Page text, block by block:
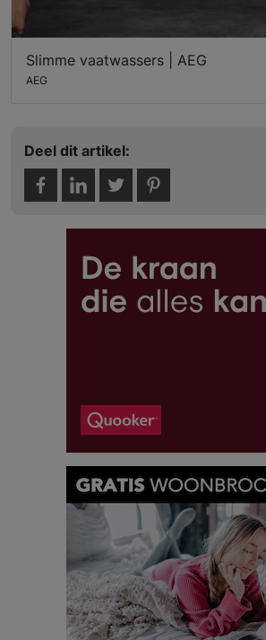
Slimme vaatwassers | AEG
AEG
Deel dit artikel: